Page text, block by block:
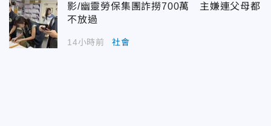
影/幽靈勞保集團詐撈700萬 主嫌連父母都
不放過
14小時前 社會